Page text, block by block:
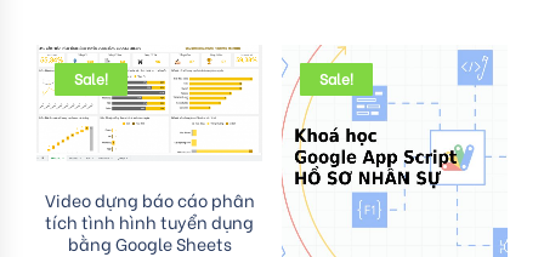
Sale!
Add to cart
Video dựng báo cáo phân
tích tình hình tuyển dụng
bằng Google Sheets
Sale!